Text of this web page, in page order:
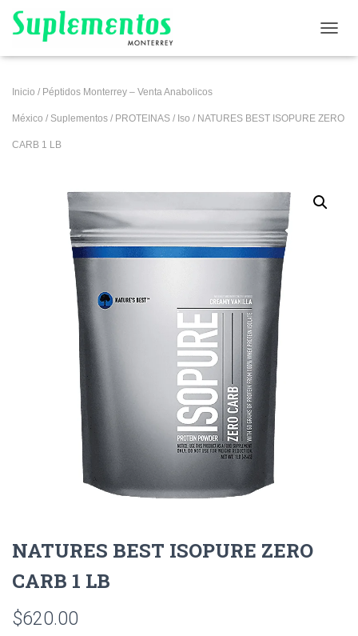
Inicio / Péptidos Monterrey – Venta Anabolicos
México / Suplementos / PROTEINAS / Iso / NATURES BEST ISOPURE ZERO
CARB 1 LB
NATURES BEST ISOPURE ZERO
CARB 1 LB
$620.00